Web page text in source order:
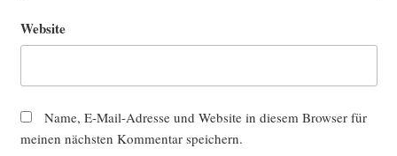
Website
Name, E-Mail-Adresse und Website in diesem Browser für
meinen nächsten Kommentar speichern.